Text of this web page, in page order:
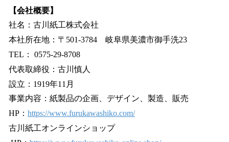
【会社概要】
社名：古川紙工株式会社
本社所在地：〒501-3784 岐阜県美濃市御手洗23
TEL： 0575-29-8708
代表取締役：古川慎人
設立：1919年11月
事業内容：紙製品の企画、デザイン、製造、販売
HP： https://www.furukawashiko.com/
古川紙工オンラインショップ